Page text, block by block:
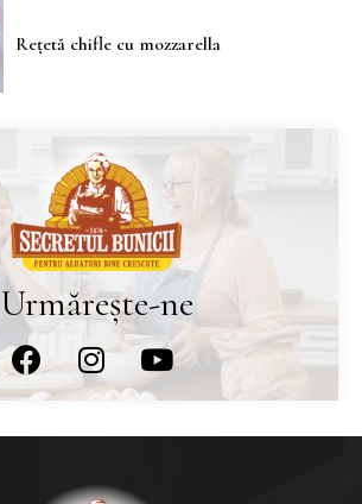
Rețetă chifle cu mozzarella
Urmărește-ne